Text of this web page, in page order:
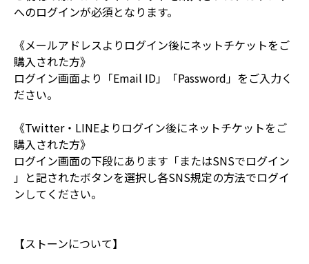
へのログインが必須となります。
《メールアドレスよりログイン後にネットチケットをご
購入された方》
ログイン画面より「Email ID」「Password」をご入力く
ださい。
《Twitter・LINEよりログイン後にネットチケットをご
購入された方》
ログイン画面の下段にあります「またはSNSでログイン
」と記されたボタンを選択し各SNS規定の方法でログイ
ンしてください。
【ストーンについて】